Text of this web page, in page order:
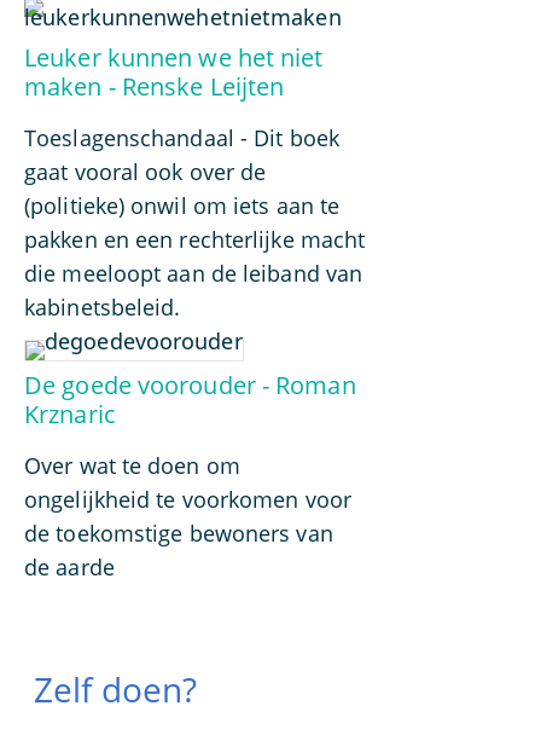
Leuker kunnen we het niet
maken - Renske Leijten
Toeslagenschandaal - Dit boek
gaat vooral ook over de
(politieke) onwil om iets aan te
pakken en een rechterlijke macht
die meeloopt aan de leiband van
kabinetsbeleid.
De goede voorouder - Roman
Krznaric
Over wat te doen om
ongelijkheid te voorkomen voor
de toekomstige bewoners van
de aarde
Zelf doen?